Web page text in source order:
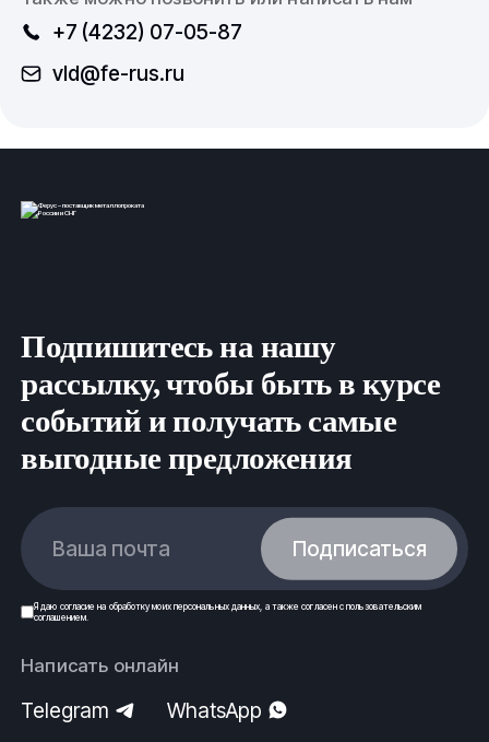
+7 (4232) 07-05-87
vld@fe-rus.ru
Подпишитесь на нашу
рассылку, чтобы быть в курсе
событий и получать самые
выгодные предложения
Ваша почта Подписаться
Я даю согласие на обработку моих персональных данных , а также согласен спользовательским
соглашением.
Написать онлайн
Telegram
WhatsApp